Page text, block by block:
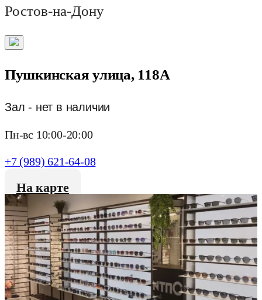
Ростов-на-Дону
Пушкинская улица, 118А
Зал - нет в наличии
Пн-вс 10:00-20:00
+7 (989) 621-64-08
На карте